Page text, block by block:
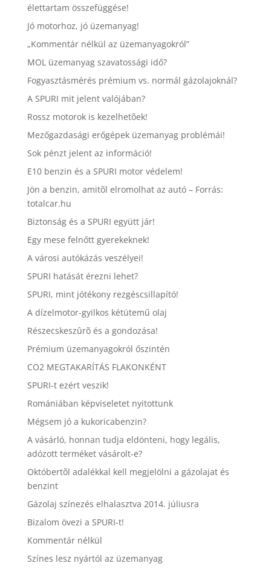
élettartam összefüggése!
Jó motorhoz, jó üzemanyag!
„Kommentár nélkül az üzemanyagokról”
MOL üzemanyag szavatossági idő?
Fogyasztásmérés prémium vs. normál gázolajoknál?
A SPURI mit jelent valójában?
Rossz motorok is kezelhetõek!
Mezőgazdasági erőgépek üzemanyag problémái!
Sok pénzt jelent az információ!
E10 benzin és a SPURI motor védelem!
Jön a benzin, amitõl elromolhat az autó – Forrás:
totalcar.hu
Biztonság és a SPURI együtt jár!
Egy mese felnőtt gyerekeknek!
A városi autókázás veszélyei!
SPURI hatását érezni lehet?
SPURI, mint jótékony rezgéscsillapító!
A dízelmotor-gyilkos kétütemű olaj
Részecskeszûrõ és a gondozása!
Prémium üzemanyagokról őszintén
CO2 MEGTAKARÍTÁS FLAKONKÉNT
SPURI-t ezért veszik!
Romániában képviseletet nyitottunk
Mégsem jó a kukoricabenzin?
A vásárló, honnan tudja eldönteni, hogy legális,
adózott terméket vásárolt-e?
Októbertõl adalékkal kell megjelölni a gázolajat és
benzint
Gázolaj színezés elhalasztva 2014. júliusra
Bizalom övezi a SPURI-t!
Kommentár nélkül
Színes lesz nyártól az üzemanyag